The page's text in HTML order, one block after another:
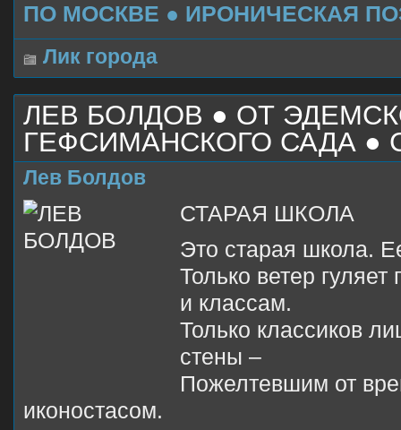
ПО МОСКВЕ ● ИРОНИЧЕСКАЯ
Лик города
ЛЕВ БОЛДОВ ● ОТ
ГЕФСИМАНСКОГО САДА ●
Лев Болдов
СТАРАЯ ШКОЛА
Это старая школа.
Только ветер
и классам.
Только классиков
стены –
Пожелтевшим от
иконостасом.